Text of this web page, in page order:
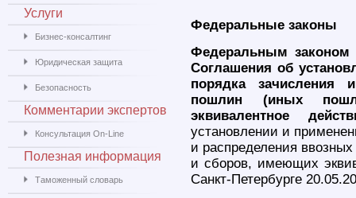
Федеральные законы
Федеральным
Соглашения об
порядка зачисления
пошлин (иных
эквивалентное
установлении и
и распределения
и сборов, имеющих
Санкт-Петербурге
Услуги
Бизнес-консалтинг
Юридическая защита
Безопасность
Комментарии экспертов
Консультация On-Line
Полезная информация
Таможенный словарь